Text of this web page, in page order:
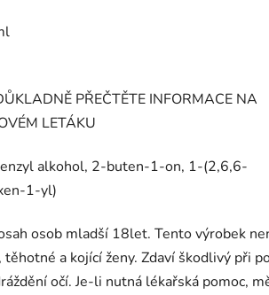
PŘEČTĚTE INFORMACE NA
LETÁKU
alkohol, 2-buten-1-on, 1-(2,6,6-
1-yl)
osob mladší 18let. Tento výrobek
a kojící ženy. Zdaví škodlivý při
očí. Je-li nutná lékařská pomoc,